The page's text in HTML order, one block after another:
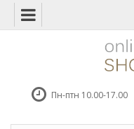
Пн-птн 10.00-17.00